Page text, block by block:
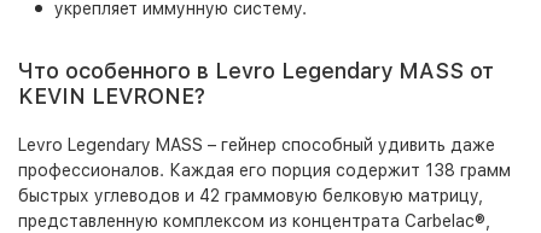
укрепляет иммунную систему.
Что особенного в Levro Legendary MASS от
KEVIN LEVRONE?
Levro Legendary MASS – гейнер способный удивить даже
профессионалов. Каждая его порция содержит 138 грамм
быстрых углеводов и 42 граммовую белковую матрицу,
представленную комплексом из концентрата Carbelac®,